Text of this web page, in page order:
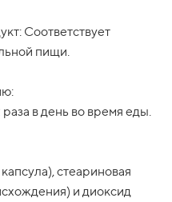
Соответствует
пищи.
в день во время еды.
стеариновая
и диоксид